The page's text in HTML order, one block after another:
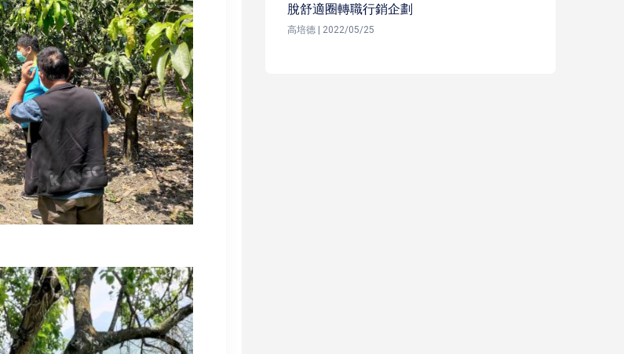
脫舒適圈轉職行銷企劃
高培德 | 2022/05/25